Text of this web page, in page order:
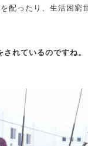
配ったり、生活困窮
れているのですね。